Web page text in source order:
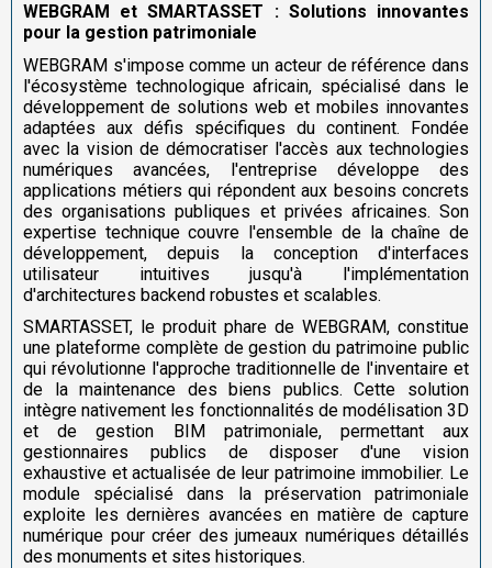
WEBGRAM et SMARTASSET : Solutions innovantes
pour la gestion patrimoniale
WEBGRAM s'impose comme un acteur de référence dans
l'écosystème technologique africain, spécialisé dans le
développement de solutions web et mobiles innovantes
adaptées aux défis spécifiques du continent. Fondée
avec la vision de démocratiser l'accès aux technologies
numériques avancées, l'entreprise développe des
applications métiers qui répondent aux besoins concrets
des organisations publiques et privées africaines. Son
expertise technique couvre l'ensemble de la chaîne de
développement, depuis la conception d'interfaces
utilisateur intuitives jusqu'à l'implémentation
d'architectures backend robustes et scalables.
SMARTASSET, le produit phare de WEBGRAM, constitue
une plateforme complète de gestion du patrimoine public
qui révolutionne l'approche traditionnelle de l'inventaire et
de la maintenance des biens publics. Cette solution
intègre nativement les fonctionnalités de modélisation 3D
et de gestion BIM patrimoniale, permettant aux
gestionnaires publics de disposer d'une vision
exhaustive et actualisée de leur patrimoine immobilier. Le
module spécialisé dans la préservation patrimoniale
exploite les dernières avancées en matière de capture
numérique pour créer des jumeaux numériques détaillés
des monuments et sites historiques.